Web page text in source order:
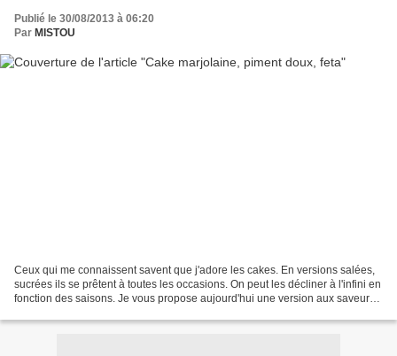
Publié le 30/08/2013 à 06:20
Par MISTOU
Ceux qui me connaissent savent que j'adore les cakes. En versions salées,
sucrées ils se prêtent à toutes les occasions. On peut les décliner à l'infini en
fonction des saisons. Je vous propose aujourd'hui une version aux saveurs